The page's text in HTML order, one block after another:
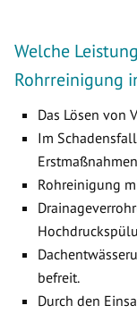
Welche
Rohrreinigung
Das Lösen von
Im
Rohreinigung
befreit.
Durch den